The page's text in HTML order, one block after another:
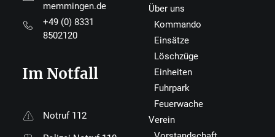
memmingen.de
+49 (0) 8331
8502120
Im Notfall
Notruf 112
Über uns
Kommando
Einsätze
Löschzüge
Einheiten
Fuhrpark
Feuerwache
Verein